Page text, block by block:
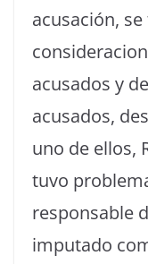
acusación,
acusados y
acusados,
uno de ellos,
tuvo
responsable
imputado